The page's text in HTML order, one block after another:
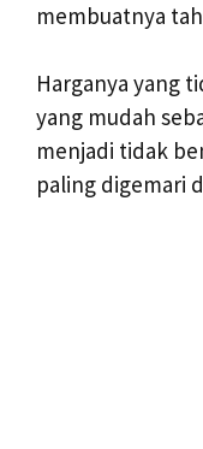
membuatnya
Harganya yang
yang mudah
menjadi tidak
paling digemari